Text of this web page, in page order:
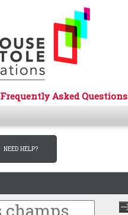
Frequently Asked Questions
NEED HELP?